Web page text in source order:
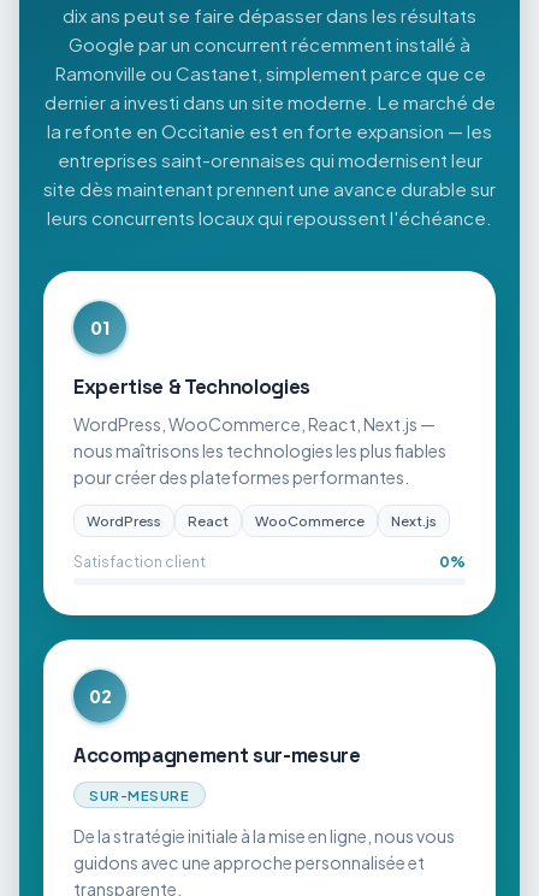
dix ans peut se faire dépasser dans les résultats
Google par un concurrent récemment installé à
Ramonville ou Castanet, simplement parce que ce
dernier a investi dans un site moderne. Le marché de
la refonte en Occitanie est en forte expansion — les
entreprises saint-orennaises qui modernisent leur
site dès maintenant prennent une avance durable sur
leurs concurrents locaux qui repoussent l'échéance.
01
Expertise & Technologies
WordPress, WooCommerce, React, Next.js —
nous maîtrisons les technologies les plus fiables
pour créer des plateformes performantes.
WordPress React WooCommerce Next.js
Satisfaction client 0%
02
Accompagnement sur-mesure
SUR-MESURE
De la stratégie initiale à la mise en ligne, nous vous
guidons avec une approche personnalisée et
transparente.